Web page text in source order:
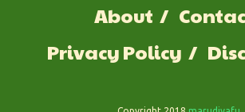
About
Privacy Policy